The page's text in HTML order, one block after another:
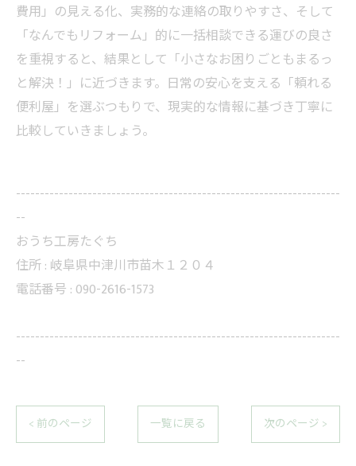
費用」の見える化、実務的な連絡の取りやすさ、そして
「なんでもリフォーム」的に一括相談できる運びの良さ
を重視すると、結果として「小さなお困りごともまるっ
と解決！」に近づきます。日常の安心を支える「頼れる
便利屋」を選ぶつもりで、現実的な情報に基づき丁寧に
比較していきましょう。
--------------------------------------------------------------------
--
おうち工房たぐち
住所 : 岐阜県中津川市苗木１２０４
電話番号 : 090-2616-1573
--------------------------------------------------------------------
--
< 前のページ 一覧に戻る 次のページ >